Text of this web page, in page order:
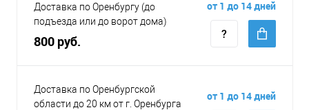
Доставка по Оренбургу (до
подъезда или до ворот дома)
800 руб.
от 1 до 14 дней
Доставка по Оренбургской
области до 20 км от г. Оренбурга
от 1 до 14 дней